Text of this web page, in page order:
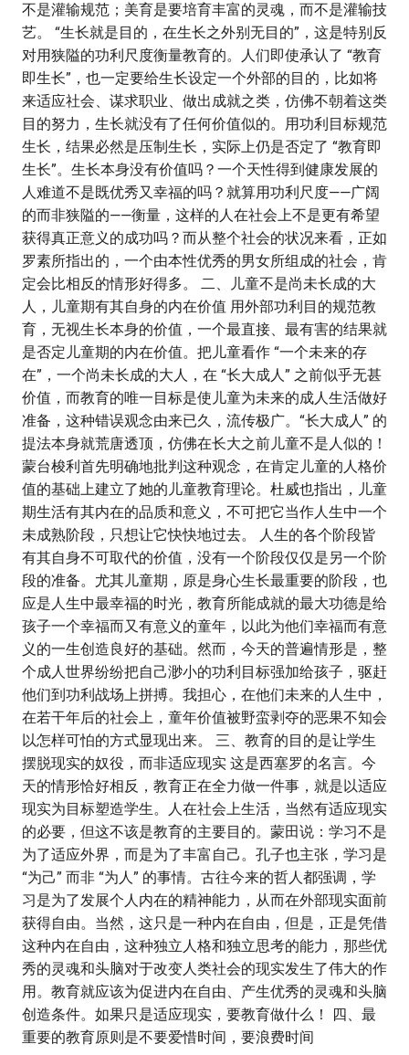
不是灌输规范；美育是要培育丰富的灵魂，而不是灌输技
艺。 “生长就是目的，在生长之外别无目的”，这是特别反
对用狭隘的功利尺度衡量教育的。人们即使承认了 “教育
即生长”，也一定要给生长设定一个外部的目的，比如将
来适应社会、谋求职业、做出成就之类，仿佛不朝着这类
目的努力，生长就没有了任何价值似的。用功利目标规范
生长，结果必然是压制生长，实际上仍是否定了 “教育即
生长”。生长本身没有价值吗？一个天性得到健康发展的
人难道不是既优秀又幸福的吗？就算用功利尺度——广阔
的而非狭隘的——衡量，这样的人在社会上不是更有希望
获得真正意义的成功吗？而从整个社会的状况来看，正如
罗素所指出的，一个由本性优秀的男女所组成的社会，肯
定会比相反的情形好得多。 二、儿童不是尚未长成的大
人，儿童期有其自身的内在价值 用外部功利目的规范教
育，无视生长本身的价值，一个最直接、最有害的结果就
是否定儿童期的内在价值。把儿童看作 “一个未来的存
在”，一个尚未长成的大人，在 “长大成人” 之前似乎无甚
价值，而教育的唯一目标是使儿童为未来的成人生活做好
准备，这种错误观念由来已久，流传极广。“长大成人” 的
提法本身就荒唐透顶，仿佛在长大之前儿童不是人似的！
蒙台梭利首先明确地批判这种观念，在肯定儿童的人格价
值的基础上建立了她的儿童教育理论。杜威也指出，儿童
期生活有其内在的品质和意义，不可把它当作人生中一个
未成熟阶段，只想让它快快地过去。 人生的各个阶段皆
有其自身不可取代的价值，没有一个阶段仅仅是另一个阶
段的准备。尤其儿童期，原是身心生长最重要的阶段，也
应是人生中最幸福的时光，教育所能成就的最大功德是给
孩子一个幸福而又有意义的童年，以此为他们幸福而有意
义的一生创造良好的基础。然而，今天的普遍情形是，整
个成人世界纷纷把自己渺小的功利目标强加给孩子，驱赶
他们到功利战场上拼搏。我担心，在他们未来的人生中，
在若干年后的社会上，童年价值被野蛮剥夺的恶果不知会
以怎样可怕的方式显现出来。 三、教育的目的是让学生
摆脱现实的奴役，而非适应现实 这是西塞罗的名言。今
天的情形恰好相反，教育正在全力做一件事，就是以适应
现实为目标塑造学生。人在社会上生活，当然有适应现实
的必要，但这不该是教育的主要目的。蒙田说：学习不是
为了适应外界，而是为了丰富自己。孔子也主张，学习是
“为己” 而非 “为人” 的事情。古往今来的哲人都强调，学
习是为了发展个人内在的精神能力，从而在外部现实面前
获得自由。当然，这只是一种内在自由，但是，正是凭借
这种内在自由，这种独立人格和独立思考的能力，那些优
秀的灵魂和头脑对于改变人类社会的现实发生了伟大的作
用。教育就应该为促进内在自由、产生优秀的灵魂和头脑
创造条件。如果只是适应现实，要教育做什么！ 四、最
重要的教育原则是不要爱惜时间，要浪费时间